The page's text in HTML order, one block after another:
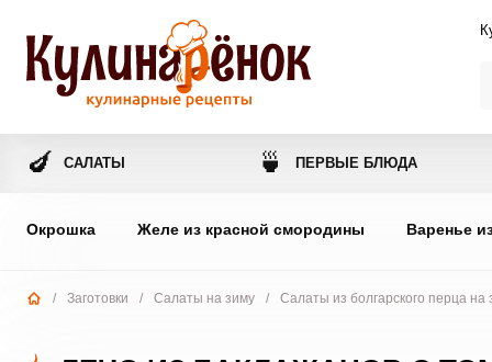
🍆 САЛАТЫ 🍵 ПЕРВЫЕ БЛЮДА
Окрошка Желе из красной смородины Варенье
/ Заготовки / Салаты на зиму / Салаты из болгарского перца на